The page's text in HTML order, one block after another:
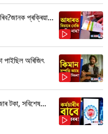
প্ৰক্ৰিয়া...
পাইছিল অৰিজিৎ
টকা, সবিশেষ...